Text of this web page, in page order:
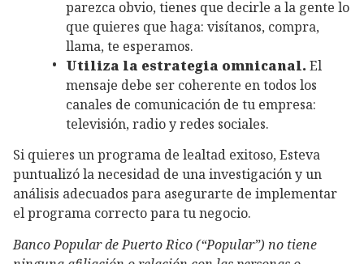
parezca obvio, tienes que decirle a la gente lo
que quieres que haga: visítanos, compra,
llama, te esperamos.
Utiliza la estrategia omnicanal. El
mensaje debe ser coherente en todos los
canales de comunicación de tu empresa:
televisión, radio y redes sociales.
Si quieres un programa de lealtad exitoso, Esteva
puntualizó la necesidad de una investigación y un
análisis adecuados para asegurarte de implementar
el programa correcto para tu negocio.
Banco Popular de Puerto Rico (“Popular”) no tiene